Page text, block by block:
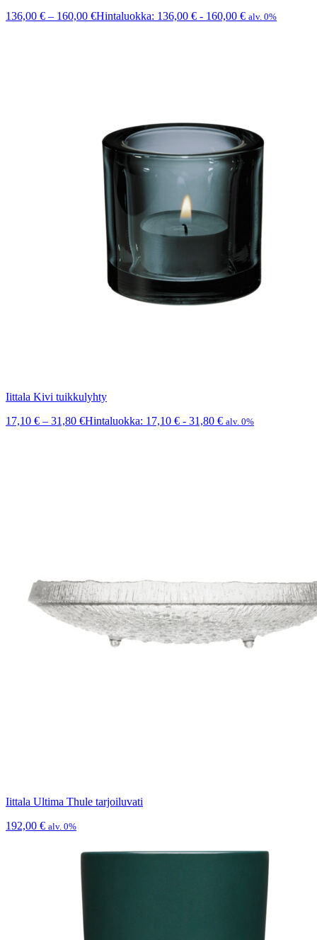
136,00 € – 160,00 €Hintaluokka: 136,00 € - 160,00 € alv. 0%
Iittala Kivi tuikkulyhty
17,10 € – 31,80 €Hintaluokka: 17,10 € - 31,80 € alv. 0%
Iittala Ultima Thule tarjoiluvati
192,00 € alv. 0%